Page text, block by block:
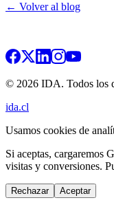
← Volver al blog
© 2026 IDA. Todos los
ida.cl
Usamos cookies de
Si aceptas, cargaremos
visitas y conversiones.
Rechazar Aceptar